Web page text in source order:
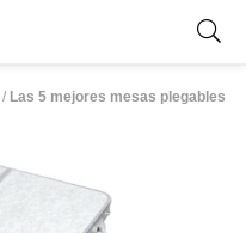
/ Las 5 mejores mesas plegables